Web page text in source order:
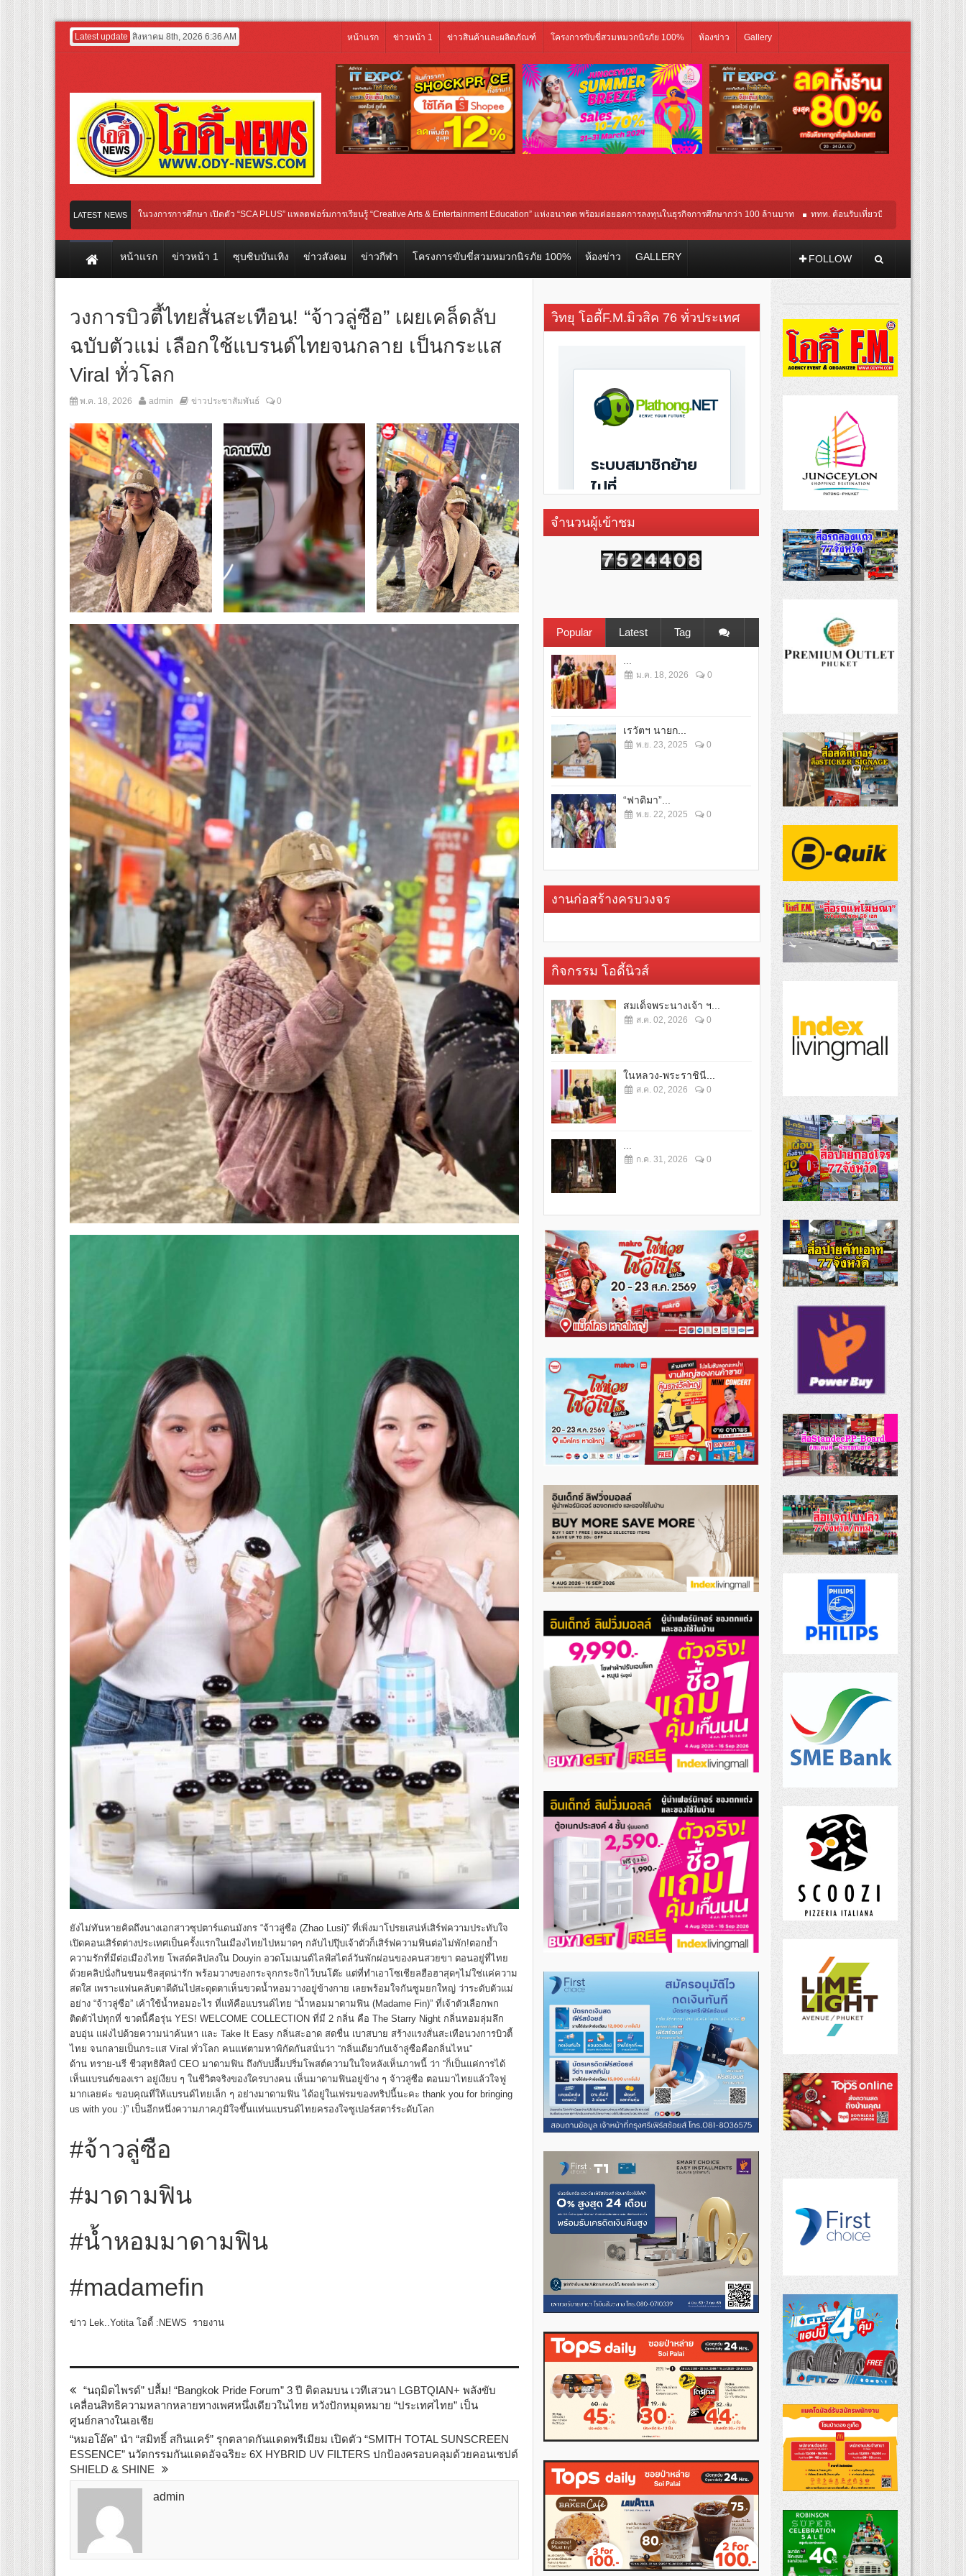
Latest update สิงหาคม 8th, 2026 6:36 AM หน้าแรก ข่าวหน้า 1 ข่าวสินค้าและผลิตภัณฑ์ โครงการขับขี่สวมหมวกนิรภัย 100% ห้องข่าว Gallery
LATEST NEWS
เปิดเกมใหม่ในวงการการศึกษา เปิดตัว “SCA PLUS” แพลตฟอร์มการเรียนรู้ “Creative Arts & Entertainment Education” แห่งอนาคต พร้อมต่อยอดการลงทุนในธุรกิจการศึกษากว่า 100 ล้านบาท ททท. ต้อนรับเที่ยวบินปฐมฤกษ์สายการบิน TransNusa
น “ญาญ่า” ปลุกกระแส ผิวโชกุ ผิวโชว์ได้ ตอบโจทย์คนรุ่นใหม่
หน้าแรก ข่าวหน้า 1 ซุบซิบบันเทิง ข่าวสังคม ข่าวกีฬา โครงการขับขี่สวมหมวกนิรภัย 100% ห้องข่าว GALLERY FOLLOW
วงการบิวตี้ไทยสั่นสะเทือน! “จ้าวลู่ซือ” เผยเคล็ดลับ
ฉบับตัวแม่ เลือกใช้แบรนด์ไทยจนกลาย เป็นกระแส
Viral ทั่วโลก
พ.ค. 18, 2026 admin ข่าวประชาสัมพันธ์ 0
ยังไม่ทันหายคิดถึงนางเอกสาวซุปตาร์แดนมังกร “จ้าวลู่ซือ (Zhao Lusi)” ที่เพิ่งมาโปรยเสน่ห์เสิร์ฟความประทับใจ
เปิดคอนเสิร์ตต่างประเทศเป็นครั้งแรกในเมืองไทยไปหมาดๆ กลับไปปุ๊บเจ้าตัวก็เสิร์ฟความฟินต่อไม่พัก!ตอกย้ำ
ความรักที่มีต่อเมืองไทย โพสต์คลิปลงใน Douyin อวดโมเมนต์ไลฟ์สไตล์วันพักผ่อนของคนสวยขา ตอนอยู่ที่ไทย
ด้วยคลิปนั่งกินขนมชิลสุดน่ารัก พร้อมวางของกระจุกกระจิกไว้บนโต๊ะ แต่ที่ทำเอาโซเชียลฮือฮาสุดๆไม่ใช่แค่ความ
สดใส เพราะแฟนคลับตาดีดันไปสะดุดตาเห็นขวดน้ำหอมวางอยู่ข้างกาย เลยพร้อมใจกันซูมยกใหญ่ ว่าระดับตัวแม่
อย่าง “จ้าวลู่ซือ” เค้าใช้น้ำหอมอะไร ที่แท้คือแบรนด์ไทย “น้ำหอมมาดามฟิน (Madame Fin)” ที่เจ้าตัวเลือกพก
ติดตัวไปทุกที่ ขวดนี้คือรุ่น YES! WELCOME COLLECTION ที่มี 2 กลิ่น คือ The Starry Night กลิ่นหอมลุ่มลึก
อบอุ่น แฝงไปด้วยความน่าค้นหา และ Take It Easy กลิ่นสะอาด สดชื่น เบาสบาย สร้างแรงสั่นสะเทือนวงการบิวตี้
ไทย จนกลายเป็นกระแส Viral ทั่วโลก คนแห่ตามหาพิกัดกันสนั่นว่า “กลิ่นเดียวกับเจ้าลู่ซือคือกลิ่นไหน”
ด้าน ทราย-นรี ชีวสุทธิศิลป์ CEO มาดามฟิน ถึงกับปลื้มปริ่มโพสต์ความในใจหลังเห็นภาพนี้ ว่า “ก็เป็นแค่การได้
เห็นแบรนด์ของเรา อยู่เงียบ ๆ ในชีวิตจริงของใครบางคน เห็นมาดามฟินอยู่ข้าง ๆ จ้าวลู่ซือ ตอนมาไทยแล้วใจฟู
มากเลยค่ะ ขอบคุณที่ให้แบรนด์ไทยเล็ก ๆ อย่างมาดามฟิน ได้อยู่ในเฟรมของทริปนี้นะคะ thank you for bringing
us with you :)” เป็นอีกหนึ่งความภาคภูมิใจขึ้นแท่นแบรนด์ไทยครองใจซูเปอร์สตาร์ระดับโลก
#จ้าวลู่ซือ
#มาดามฟิน
#น้ำหอมมาดามฟิน
#madamefin
ข่าว Lek..Yotita โอดี้ :NEWS รายงาน
“นฤมิตไพรด์” ปลื้ม! “Bangkok Pride Forum” 3 ปี ติดลมบน เวทีเสวนา LGBTQIAN+ พลังขับ
เคลื่อนสิทธิความหลากหลายทางเพศหนึ่งเดียวในไทย หวังปักหมุดหมาย “ประเทศไทย” เป็น
ศูนย์กลางในเอเชีย
“หมอโอ๊ค” นำ “สมิทธิ์ สกินแคร์” รุกตลาดกันแดดพรีเมียม เปิดตัว “SMITH TOTAL SUNSCREEN
ESSENCE” นวัตกรรมกันแดดอัจฉริยะ 6X HYBRID UV FILTERS ปกป้องครอบคลุมด้วยคอนเซปต์
SHIELD & SHINE
admin
วิทยุ โอดี้F.M.มิวสิค 76 ทั่วประเทศ
จำนวนผู้เข้าชม
Popular Latest Tag
ม.ค. 18, 2026 0
เรวัตฯ นายก...
พ.ย. 23, 2025 0
“ฟาติมา”...
พ.ย. 22, 2025 0
งานก่อสร้างครบวงจร
กิจกรรม โอดี้นิวส์
สมเด็จพระนางเจ้า ฯ...
ส.ค. 02, 2026 0
ในหลวง-พระราชินี...
ส.ค. 02, 2026 0
ก.ค. 31, 2026 0